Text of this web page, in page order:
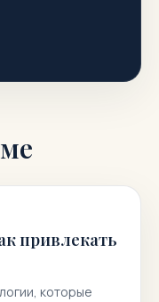
привлекать
которые